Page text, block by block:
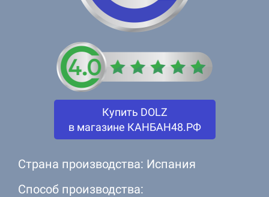
Купить DOLZ
в магазине КАНБАН48.РФ
Страна производства: Испания
Способ производства: